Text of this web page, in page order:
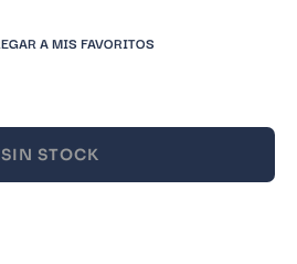
SIN STOCK